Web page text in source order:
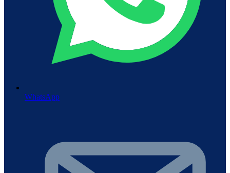
WhatsApp